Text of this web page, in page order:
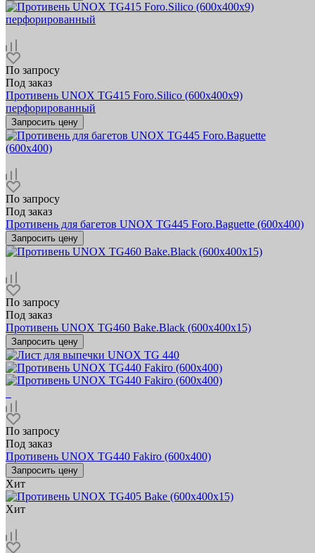
По запросу
Под заказ
Противень UNOX TG415 Foro.Silico (600х400x9)
перфорированный
Запросить цену
По запросу
Под заказ
Противень для багетов UNOX TG445 Foro.Baguette (600x400)
Запросить цену
По запросу
Под заказ
Противень UNOX TG460 Bake.Black (600х400x15)
Запросить цену
По запросу
Под заказ
Противень UNOX TG440 Fakiro (600x400)
Запросить цену
Хит
Хит